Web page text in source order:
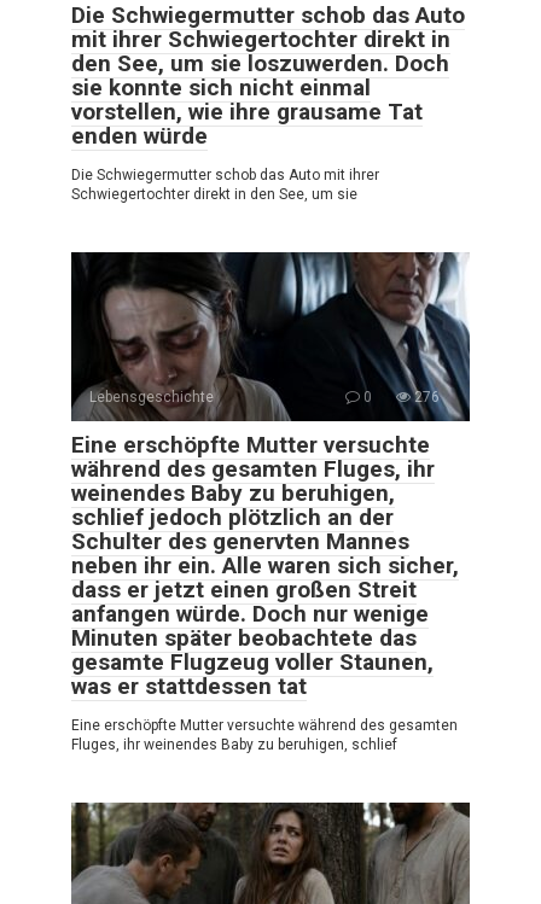
Die Schwiegermutter schob das Auto
mit ihrer Schwiegertochter direkt in
den See, um sie loszuwerden. Doch
sie konnte sich nicht einmal
vorstellen, wie ihre grausame Tat
enden würde
Die Schwiegermutter schob das Auto mit ihrer
Schwiegertochter direkt in den See, um sie
Lebensgeschichte 0 276
Eine erschöpfte Mutter versuchte
während des gesamten Fluges, ihr
weinendes Baby zu beruhigen,
schlief jedoch plötzlich an der
Schulter des genervten Mannes
neben ihr ein. Alle waren sich sicher,
dass er jetzt einen großen Streit
anfangen würde. Doch nur wenige
Minuten später beobachtete das
gesamte Flugzeug voller Staunen,
was er stattdessen tat
Eine erschöpfte Mutter versuchte während des gesamten
Fluges, ihr weinendes Baby zu beruhigen, schlief